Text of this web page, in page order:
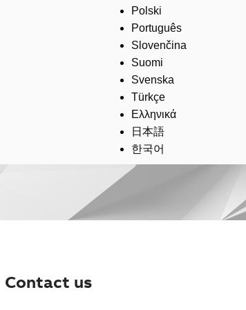
Polski
Português
Slovenčina
Suomi
Svenska
Türkçe
Ελληνικά
日本語
한국어
Contact us